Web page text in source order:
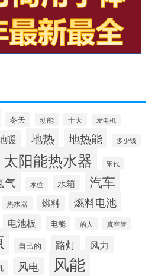
冬天 动能 十大 发电机
暖 地热 地热能 多少钱
太阳能热水器 宋代
气 水位 水箱 汽车
热水器 燃料
燃料电池
电池板 电能 的人 真空管
自己的 路灯 风力
风电 风能